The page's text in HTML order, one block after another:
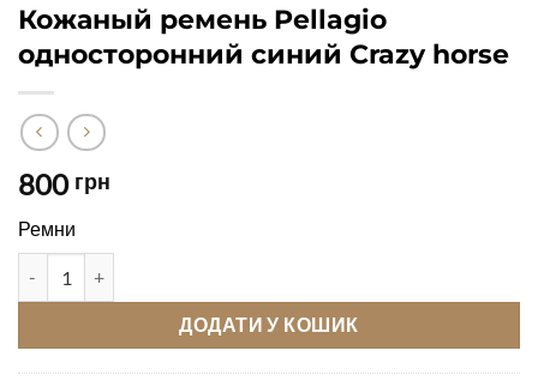
Кожаный ремень Pellagio
односторонний синий Crazy horse
800 грн
Ремни
ДОДАТИ У КОШИК